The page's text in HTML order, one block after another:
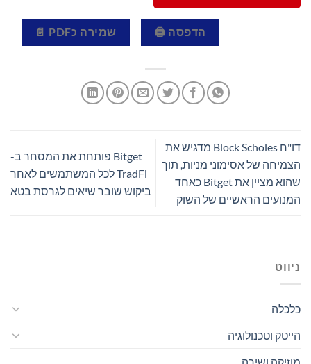
הדפסה 🖨 שמירה כPDF 📄
דו"ח Block Scholes מדגיש את
הצמיחה של אסימוני מניות, תוך
שהוא מציין את Bitget כאחד
המנועים הראשיים של השוק
Bitget פותחת את המסחר ב-
TradFi לכל המשתמשים לאחר
ביקוש שובר שיאים לגרסת בטא
ניווט
כלכלה
הייטק וטכנולוגיה